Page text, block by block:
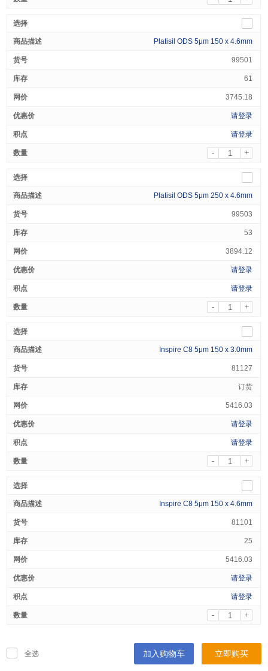
Platisil ODS 5μm 150 x 4.6mm
99501
61
3745.18
请登录
请登录
- +
Platisil ODS 5μm 250 x 4.6mm
99503
53
3894.12
请登录
请登录
- +
Inspire C8 5μm 150 x 3.0mm
81127
订货
5416.03
请登录
请登录
- +
Inspire C8 5μm 150 x 4.6mm
81101
25
5416.03
请登录
请登录
- +
全选 加入购物车 立即购买